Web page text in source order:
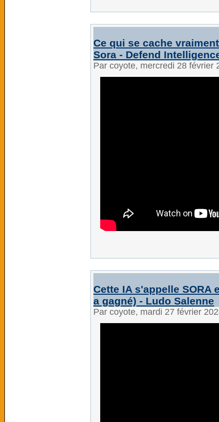
Ce qui se cache
Sora - Defend
Par coyote, mercredi 28 février
Cette IA s'appelle SORA
a gagné) - Ludo Salenne
Par coyote, mardi 27 février